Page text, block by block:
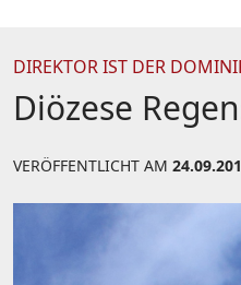
DIREKTOR IST DER
Diözese
VERÖFFENTLICHT AM